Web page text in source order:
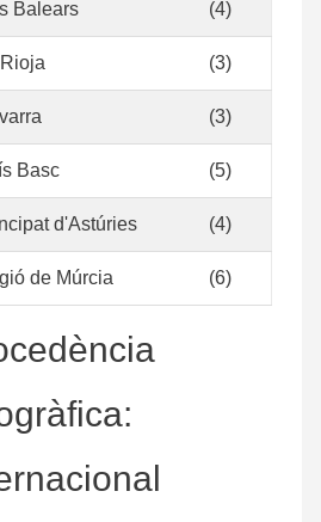
Balears (4)
(3)
(3)
Basc (5)
d'Astúries (4)
de Múrcia (6)